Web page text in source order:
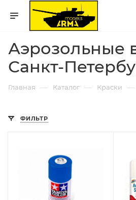
Аэрозольные
Санкт-
Главная — Каталог — Краски —
ФИЛЬТР